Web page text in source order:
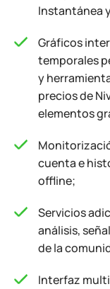
Instantánea
Gráficos
temporales
y
precios de
elementos
cuenta e
offline;
Servicios
análisis,
de la
Interfaz